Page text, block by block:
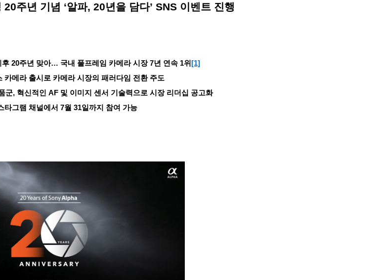
주년 기념 ‘알파, 20년을 담다’ SNS 이벤트 진행
후 20주년 맞아… 국내 풀프레임 카메라 시장 7년 연속 1위[1]
카메라 출시로 카메라 시장의 패러다임 전환 주도
군, 혁신적인 AF 및 이미지 센서 기술력으로 시장 리더십 공고화
타그램 채널에서 7월 31일까지 참여 가능